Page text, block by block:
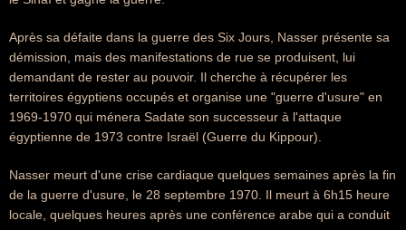
Après sa défaite dans la guerre des Six Jours, Nasser présente sa
démission, mais des manifestations de rue se produisent, lui
demandant de rester au pouvoir. Il cherche à récupérer les
territoires égyptiens occupés et organise une "guerre d'usure" en
1969-1970 qui ménera Sadate son successeur à l'attaque
égyptienne de 1973 contre Israël (Guerre du Kippour).
Nasser meurt d'une crise cardiaque quelques semaines après la fin
de la guerre d'usure, le 28 septembre 1970. Il meurt à 6h15 heure
locale, quelques heures après une conférence arabe qui a conduit